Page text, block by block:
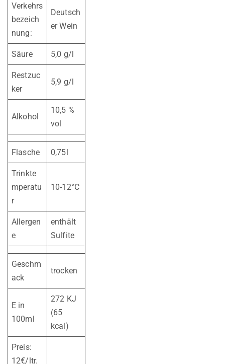
Verkehrs
bezeich
nung:
Deutsch
er Wein
Säure 5,0 g/l
Restzuc
ker
5,9 g/l
Alkohol
10,5 %
vol
Flasche 0,75l
Trinkte
mperatu
r
10-12°C
Allergen
e
enthält
Sulfite
Geschm
ack
trocken
E in
100ml
272 KJ
(65
kcal)
Preis:
12€/ltr.